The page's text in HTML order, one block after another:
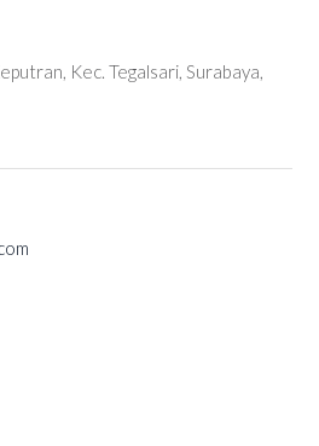
Kec. Tegalsari, Surabaya,